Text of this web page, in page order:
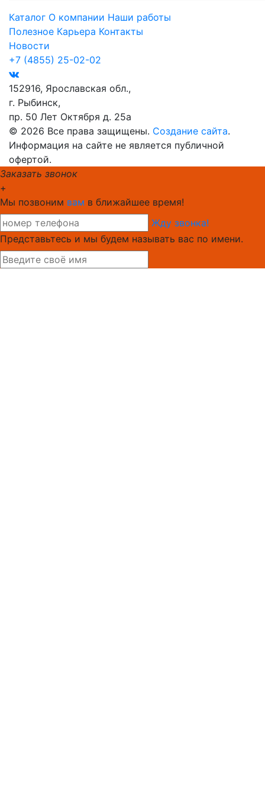
Каталог О компании Наши работы
Полезное Карьера Контакты
Новости
+7 (4855) 25-02-02
152916, Ярославская обл.,
г. Рыбинск,
пр. 50 Лет Октября д. 25а
© 2026 Все права защищены. Создание сайта.
Информация на сайте не является публичной
офертой.
Заказать звонок
+
Мы позвоним вам в ближайшее время!
Жду звонка!
Представьтесь и мы будем называть вас по имени.